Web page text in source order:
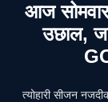
आज सोमवार
उछाल,
त्योहारी सीजन